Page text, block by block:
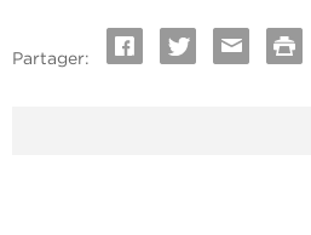
Partager: